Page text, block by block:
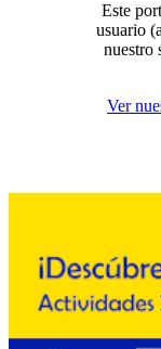
Este
usuario
nuestro
Ver